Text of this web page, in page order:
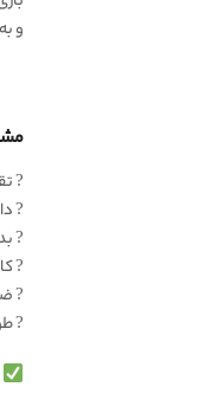
و
?
?
?
?
?
?